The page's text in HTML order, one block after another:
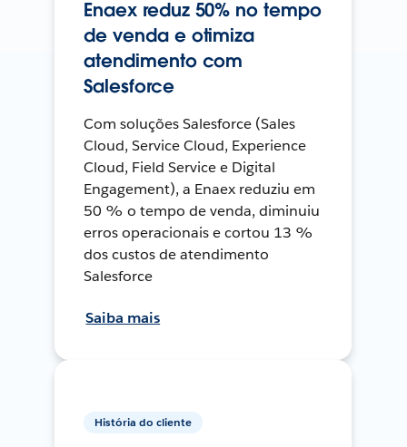
Enaex reduz 50% no tempo
de venda e otimiza
atendimento com
Salesforce
Com soluções Salesforce (Sales
Cloud, Service Cloud, Experience
Cloud, Field Service e Digital
Engagement), a Enaex reduziu em
50 % o tempo de venda, diminuiu
erros operacionais e cortou 13 %
dos custos de atendimento
Salesforce
Saiba mais
História do cliente